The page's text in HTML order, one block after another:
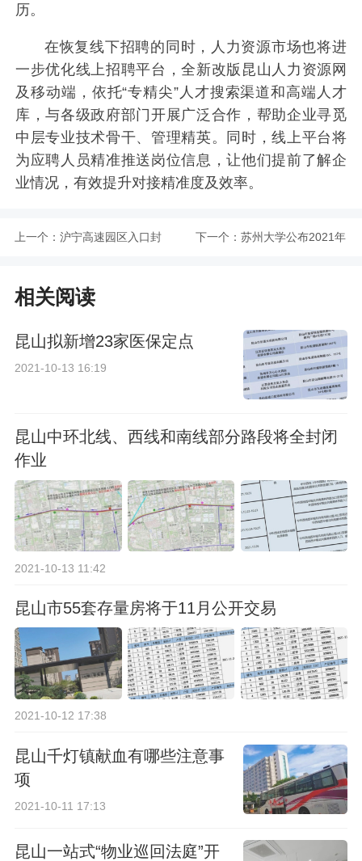
历。
在恢复线下招聘的同时，人力资源市场也将进
一步优化线上招聘平台，全新改版昆山人力资源网
及移动端，依托“专精尖”人才搜索渠道和高端人才
库，与各级政府部门开展广泛合作，帮助企业寻觅
中层专业技术骨干、管理精英。同时，线上平台将
为应聘人员精准推送岗位信息，让他们提前了解企
业情况，有效提升对接精准度及效率。
上一个： 沪宁高速园区入口封 下一个： 苏州大学公布2021年
相关阅读
昆山拟新增23家医保定点
2021-10-13 16:19
昆山中环北线、西线和南线部分路段将全封闭
作业
2021-10-13 11:42
昆山市55套存量房将于11月公开交易
2021-10-12 17:38
昆山千灯镇献血有哪些注意事
项
2021-10-11 17:13
昆山一站式“物业巡回法庭”开